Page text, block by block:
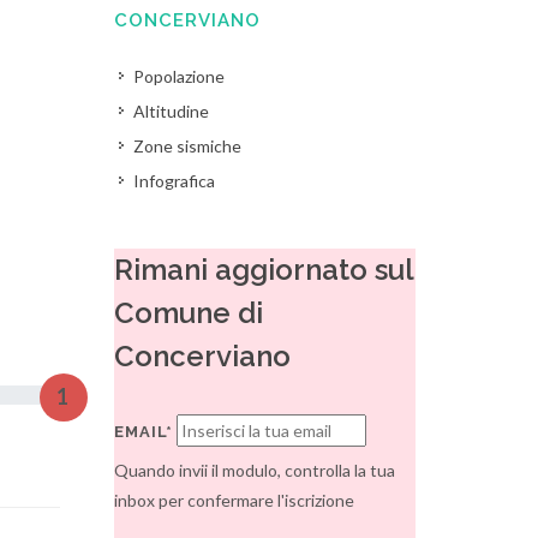
1
CONCERVIANO
Popolazione
Altitudine
Zone sismiche
Infografica
Rimani aggiornato sul
Comune di
Concerviano
EMAIL*
Quando invii il modulo, controlla la tua
inbox per confermare l'iscrizione